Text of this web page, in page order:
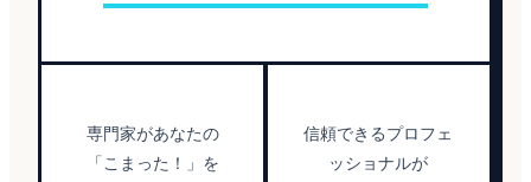
専門家があなたの
「こまった！」を
信頼できるプロフェ
ッショナルが